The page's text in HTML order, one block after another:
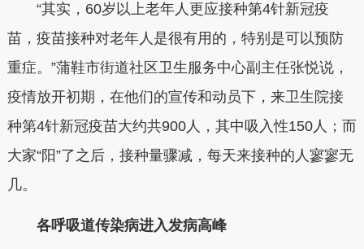
“其实，60岁以上老年人更应接种第4针新冠疫
苗，疫苗接种对老年人是很有用的，特别是可以预防
重症。”蒲鞋市街道社区卫生服务中心副主任张悦说，
疫情放开初期，在他们的宣传和动员下，来卫生院接
种第4针新冠疫苗大约共900人，其中吸入性150人；而
大家“阳”了之后，接种量骤减，每天来接种的人寥寥无
几。
各呼吸道传染病进入发病高峰